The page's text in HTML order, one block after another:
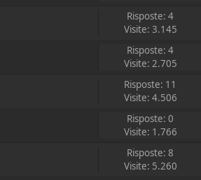
Risposte: 4
Visite: 3.145
Risposte: 4
Visite: 2.705
Risposte: 11
Visite: 4.506
Risposte: 0
Visite: 1.766
Risposte: 8
Visite: 5.260